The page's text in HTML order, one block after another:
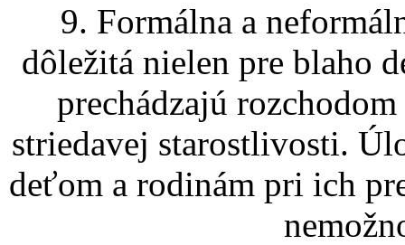
9. Formálna a
dôležitá nielen pre blaho
prechádzajú
striedavej starostlivosti.
deťom a rodinám pri ich